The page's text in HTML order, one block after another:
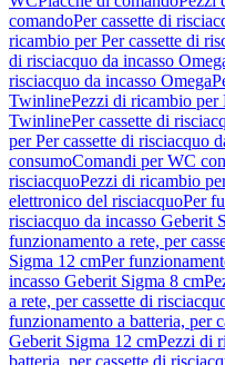
comandoPer cassette di
ricambio per Per cassette di
di risciacquo da incasso
risciacquo da incasso Omega
TwinlinePezzi di ricambio per
TwinlinePer cassette di
per Per cassette di risciacquo
consumoComandi per WC
risciacquoPezzi di ricambio
elettronico del risciacquoPer
risciacquo da incasso Geberit
funzionamento a rete, per
Sigma 12 cmPer
incasso Geberit Sigma 8 cm
a rete, per cassette di
funzionamento a batteria, per
Geberit Sigma 12 cmPezzi di
batteria, per cassette di